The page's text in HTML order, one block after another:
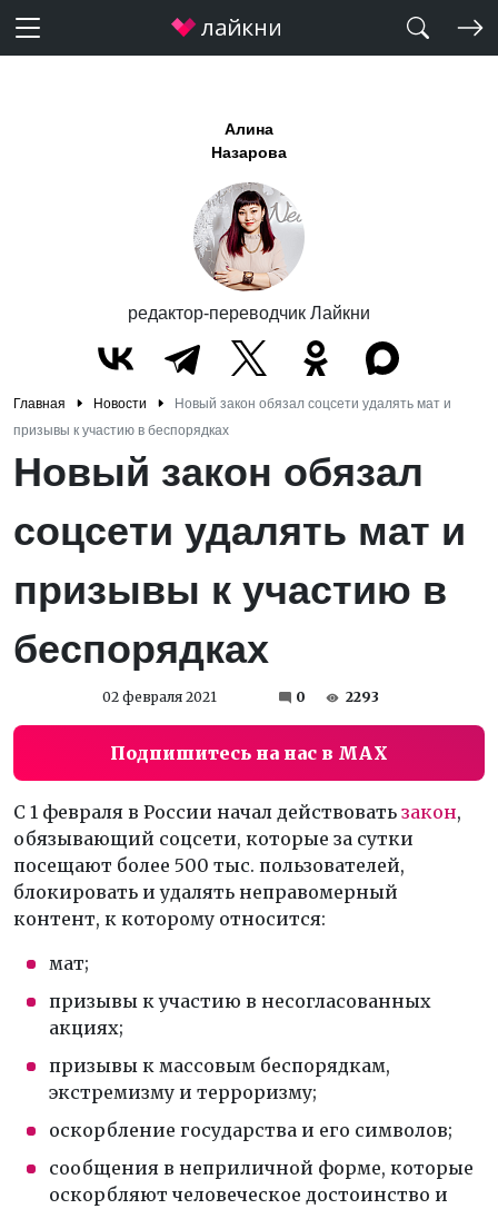
Алина
Назарова
редактор-переводчик Лайкни
Главная Новости
Новый закон обязал соцсети удалять мат и
призывы к участию в беспорядках
Новый закон обязал
соцсети удалять мат и
призывы к участию в
беспорядках
02 февраля 2021 0 2293
Подпишитесь на нас в MAX
С 1 февраля в России начал действовать закон,
обязывающий соцсети, которые за сутки
посещают более 500 тыс. пользователей,
блокировать и удалять неправомерный
контент, к которому относится:
мат;
призывы к участию в несогласованных
акциях;
призывы к массовым беспорядкам,
экстремизму и терроризму;
оскорбление государства и его символов;
сообщения в неприличной форме, которые
оскорбляют человеческое достоинство и